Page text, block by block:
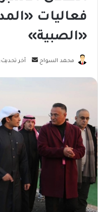
فعاليات
«الصبية»
محمد السواح
أرسلآخر تحديث: يناير